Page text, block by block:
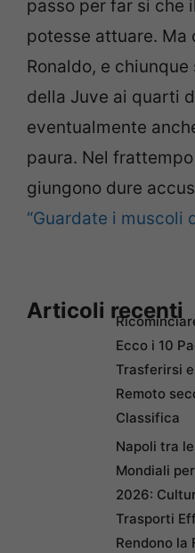
passo per far si che
potesse attuare. Ma
Ronaldo, e
della Juve ai quarti
eventualmente
paura. Nel
giungono dure
“Guardate i muscoli
Articoli recenti
Ecco i 10
Trasferirsi
Remoto
Classifica
Napoli tra
Mondiali
2026:
Trasporti
Rendono la